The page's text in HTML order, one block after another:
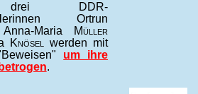
DDR-
Ortrun
Maria
Müller
Knösel werden mit
um ihre
.